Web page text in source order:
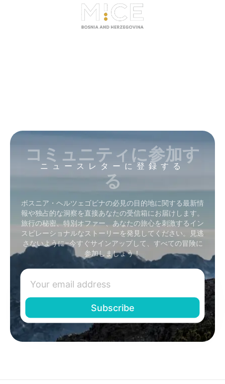
ニュースレターに登録する
コミュニティに参加す
る
ボスニア・ヘルツェゴビナの必見の目的地に関する最新情
報や独占的な洞察を直接あなたの受信箱にお届けします。
旅行の秘密、特別オファー、あなたの旅心を刺激するイン
スピレーショナルなストーリーを発見してください。見逃
さないように–今すぐサインアップして、すべての冒険に
参加しましょう！